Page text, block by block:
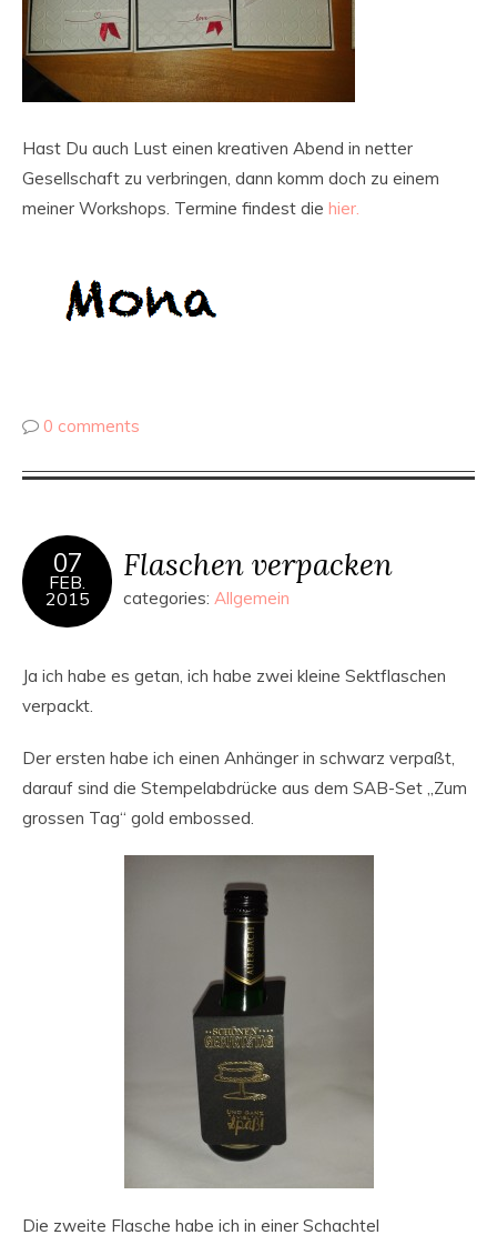
Hast Du auch Lust einen kreativen Abend in netter
Gesellschaft zu verbringen, dann komm doch zu einem
meiner Workshops. Termine findest die hier.
0 comments
07
FEB.
2015
Flaschen verpacken
categories: Allgemein
Ja ich habe es getan, ich habe zwei kleine Sektflaschen
verpackt.
Der ersten habe ich einen Anhänger in schwarz verpaßt,
darauf sind die Stempelabdrücke aus dem SAB-Set „Zum
grossen Tag“ gold embossed.
Die zweite Flasche habe ich in einer Schachtel